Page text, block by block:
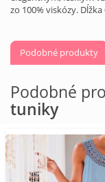
zo 100% viskózy.
Podobné produkty
Podobné
tuniky